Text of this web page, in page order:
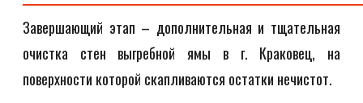
Завершающий этап – дополнительная и тщательная
очистка стен выгребной ямы в г. Краковец, на
поверхности которой скапливаются остатки нечистот.